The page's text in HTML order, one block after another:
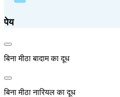
पेय
बिना मीठा बादाम का दूध
बिना मीठा नारियल का दूध